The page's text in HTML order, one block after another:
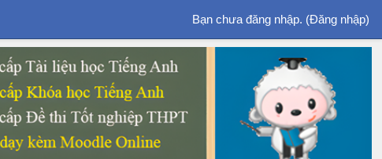
Bạn chưa đăng nhập. (Đăng nhập)